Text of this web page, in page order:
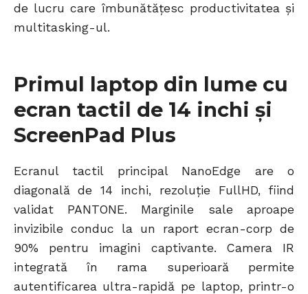
de lucru care îmbunătățesc productivitatea și
multitasking-ul.
Primul laptop din lume cu
ecran tactil de 14 inchi și
ScreenPad Plus
Ecranul tactil principal NanoEdge are o
diagonală de 14 inchi, rezoluție FullHD, fiind
validat PANTONE. Marginile sale aproape
invizibile conduc la un raport ecran-corp de
90% pentru imagini captivante. Camera IR
integrată în rama superioară permite
autentificarea ultra-rapidă pe laptop, printr-o